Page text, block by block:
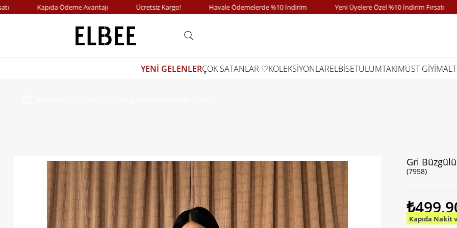
Kapıda Ödeme Avantajı Ücretsiz Kargo! Havale Ödemelerde %10 İndirim Yeni Üyelere Özel %10 İndirim Fırsatı
YENİ GELENLERÇOK SATANLAR ♡KOLEKSİYONLARELBİSETULUMTAKIMÜST GİYİM
Gri
(7958)
Kapıda Nakit